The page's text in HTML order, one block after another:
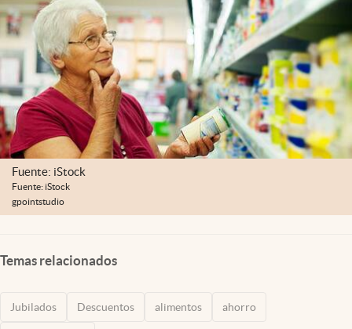
Fuente: iStock
Fuente: iStock
gpointstudio
Temas relacionados
Jubilados Descuentos alimentos ahorro